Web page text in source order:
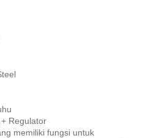
Regulator
memiliki fungsi untuk